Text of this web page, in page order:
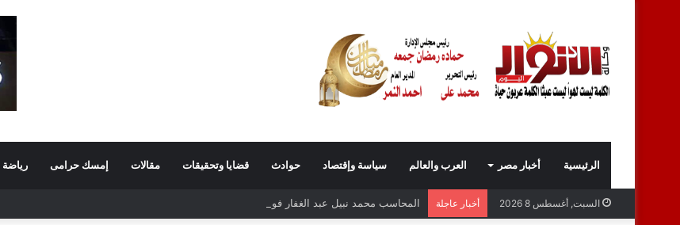
الرئيسية أخبار مصر العرب والعالم سياسة وإقتصاد حوادث قضايا وتحقيقات مقالات إمسك حرامى رياضة
السبت, أغسطس 8 2026 أخبار عاجلة المحاسب محمد نبيل عبد الغفار فولي.. قيادة إدارية ناجحة على رأس فرع إيرادات طامية